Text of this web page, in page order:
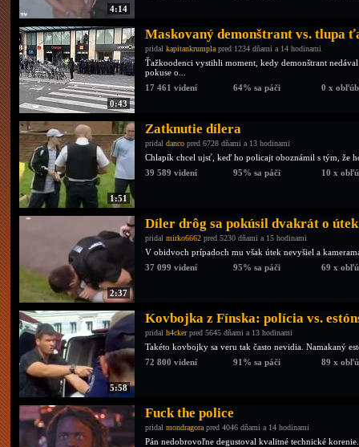
4:14
0:43
Maskovaný demonštrant vs. tlupa
pridal kapitankrumpla pred 1234 dňami a 14 hodinami
Ťažkoodenci vystihli moment, kedy demonštrant
pokuse o...
17 461 videní
64% sa páči 0 x
1:51
Zatknutie dílera
pridal danco pred 6728 dňami a 13 hodinami
Chlapík chcel ujsť, keď ho policajt oboznámil s tým, že
39 589 videní
95% sa páči 10 x
2:37
Díler drôg sa pokúsil dvakrát o útek
pridal mirko6662 pred 5230 dňami a 15 hodinami
V obidvoch prípadoch mu však útek nevyšiel a
37 099 videní
95% sa páči 69 x
5:58
Kovbojka z Fínska: polícia vs.
pridal h4ckerpred 5645 dňami a 13 hodinami
Takéto kovbojky sa veru tak často nevidia. Namakaný
72 800 videní
91% sa páči 89 x
Fuck the police
pridal mondragora pred 4046 dňami a 14 hodinami
Pán nedobrovoľne degustoval kvalitné technické